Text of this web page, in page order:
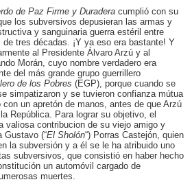
de Paz Firme y Duradera cumplió con su
los subversivos depusieran las armas y
y sanguinaria guerra estéril entre
tres décadas. ¡Y ya eso era bastante! Y
al Presidente Álvaro Arzú y al
Morán, cuyo nombre verdadero era
del más grande grupo guerrillero
de los Pobres (EGP), porque cuando se
simpatizaron y se tuvieron confianza mútua
un apretón de manos, antes de que Arzú
República. Para lograr su objetivo, el
valiosa contribucion de su viejo amigo y
Gustavo (“El Sholón“) Porras Castejón, quien
la subversión y a él se le ha atribuido uno
subversivos, que consistió en haber hecho
un automóvil cargado de
muertes.